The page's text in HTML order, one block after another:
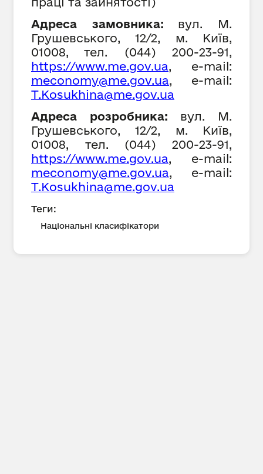
Адреса замовника:
вул. М.
Грушевського, 12/2, м. Київ,
01008,
тел. (044) 200-23-91,
https://www.me.gov.ua, е-mail:
meconomy@me.gov.ua, е-mail:
T.Kosukhina@me.gov.ua
Адреса розробника:
вул. М.
Грушевського, 12/2, м. Київ,
01008, тел. (044) 200-23-91,
https://www.me.gov.ua, е-mail:
meconomy@me.gov.ua, е-mail:
T.Kosukhina@me.gov.ua
Теги:
Національні класифікатори